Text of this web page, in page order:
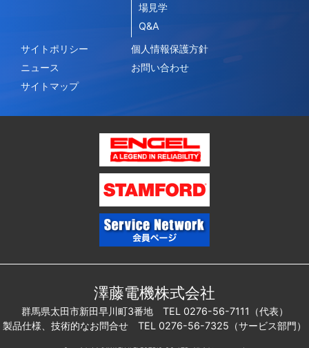
場見学
Q&A
サイトポリシー
個人情報保護方針
ニュース
お問い合わせ
サイトマップ
澤藤電機株式会社
群馬県太田市新田早川町3番地 TEL 0276-56-7111（代表）
製品仕様、技術的なお問合せ TEL 0276-56-7325（サービス部門）